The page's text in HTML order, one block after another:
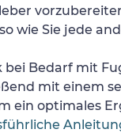
wie Sie jede
bei Bedarf mit
mit einem
ein optimales